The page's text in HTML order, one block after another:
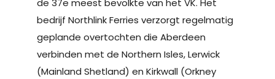
de 37e meest bevolkte van het VK. Het
bedrijf Northlink Ferries verzorgt regelmatig
geplande overtochten die Aberdeen
verbinden met de Northern Isles, Lerwick
(Mainland Shetland) en Kirkwall (Orkney